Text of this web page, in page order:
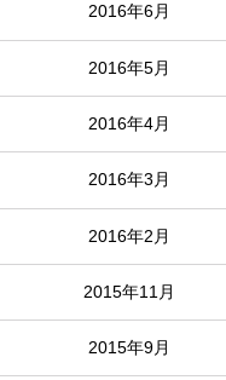
2016年6月
2016年5月
2016年4月
2016年3月
2016年2月
2015年11月
2015年9月